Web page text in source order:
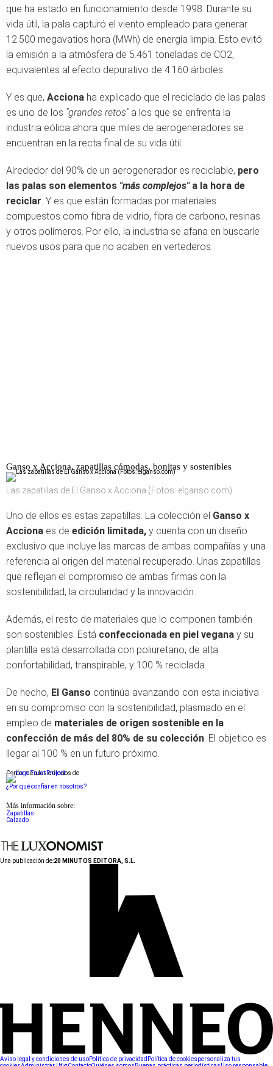
que ha estado en funcionamiento desde 1998. Durante su
vida útil, la pala capturó el viento empleado para generar
12.500 megavatios hora (MWh) de energía limpia. Esto evitó
la emisión a la atmósfera de 5.461 toneladas de CO2,
equivalentes al efecto depurativo de 4.160 árboles.
Y es que, Acciona ha explicado que el reciclado de las palas
es uno de los "grandes retos"a los que se enfrenta la
industria eólica ahora que miles de aerogeneradores se
encuentran en la recta final de su vida útil.
Alrededor del 90% de un aerogenerador es reciclable, pero
las palas son elementos "más complejos"a la hora de
reciclar. Y es que están formadas por materiales
compuestos como fibra de vidrio, fibra de carbono, resinas
y otros polímeros. Por ello, la industria se afana en buscarle
nuevos usos para que no acaben en vertederos.
Ganso x Acciona, zapatillas cómodas, bonitas y sostenibles
Las zapatillas de El Ganso x Acciona (Fotos: elganso.com)
Uno de ellos es estas zapatillas. La colección el Ganso x
Acciona es de edición limitada, y cuenta con un diseño
exclusivo que incluye las marcas de ambas compañías y una
referencia al origen del material recuperado. Unas zapatillas
que reflejan el compromiso de ambas firmas con la
sostenibilidad, la circularidad y la innovación.
Además, el resto de materiales que lo componen también
son sostenibles. Está confeccionada en piel vegana y su
plantilla está desarrollada con poliuretano, de alta
confortabilidad, transpirable, y 100 % reciclada.
De hecho, El Ganso continúa avanzando con esta iniciativa
en su compromiso con la sostenibilidad, plasmado en el
empleo de materiales de origen sostenible en la
confección de más del 80% de su colección. El objetico es
llegar al 100 % en un futuro próximo.
Conforme a los criterios de
¿Por qué confiar en nosotros?
Más información sobre:
Zapatillas
Calzado
Una publicación de:20 MINUTOS EDITORA, S.L.
Aviso legal y condiciones de usoPolítica de privacidad Política de cookiespersonaliza tus